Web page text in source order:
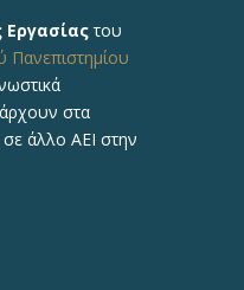
Εργασίαςτου
Πανεπιστημίου
στα
άλλο ΑΕΙ στην